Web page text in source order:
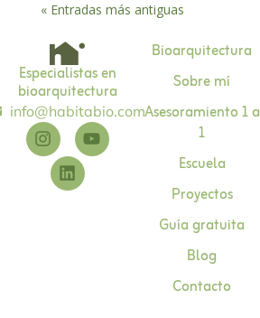
« Entradas más antiguas
Especialistas en
bioarquitectura
info@habitabio.com
Bioarquitectura
Sobre mí
Asesoramiento 1 a
1
Escuela
Proyectos
Guía gratuita
Blog
Contacto